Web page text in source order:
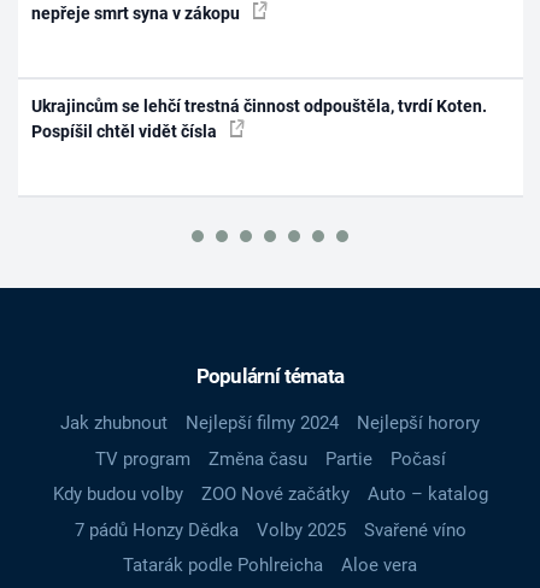
nepřeje smrt syna v zákopu
Ukrajincům se lehčí trestná činnost odpouštěla, tvrdí Koten.
Pospíšil chtěl vidět čísla
Populární témata
Jak zhubnout Nejlepší filmy 2024
Nejlepší horory
TV program
Změna času Partie
Počasí
Kdy budou volby
ZOO Nové začátky
Auto – katalog
7 pádů Honzy Dědka
Volby 2025
Svařené víno
Tatarák podle Pohlreicha
Aloe vera